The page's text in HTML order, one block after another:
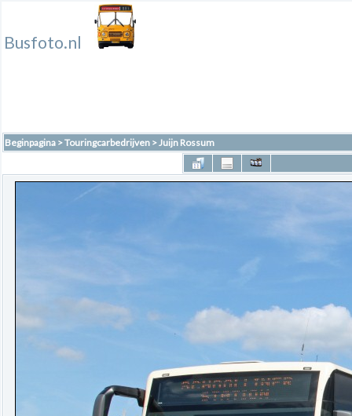
Busfoto.nl
Beginpagina >Touringcarbedrijven >Juijn Rossum